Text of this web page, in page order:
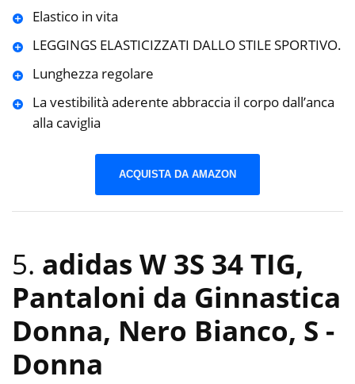
Elastico in vita
LEGGINGS ELASTICIZZATI DALLO STILE SPORTIVO.
Lunghezza regolare
La vestibilità aderente abbraccia il corpo dall’anca
alla caviglia
ACQUISTA DA AMAZON
5. adidas W 3S 34 TIG,
Pantaloni da Ginnastica
Donna, Nero Bianco, S -
Donna